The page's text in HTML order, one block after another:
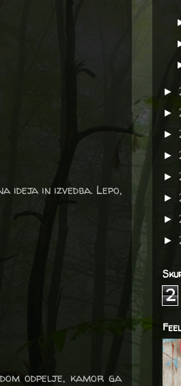
ideja in izvedba. Lepo,
odpelje, kamor ga
►
►
►
►
►
►
►
►
2